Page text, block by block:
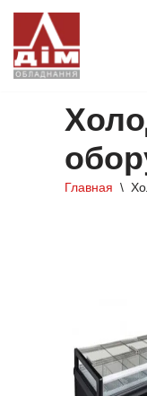
Перейти
к
Главная \